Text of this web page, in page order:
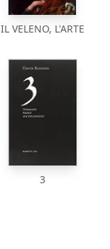
IL VELENO, L'ARTE
3